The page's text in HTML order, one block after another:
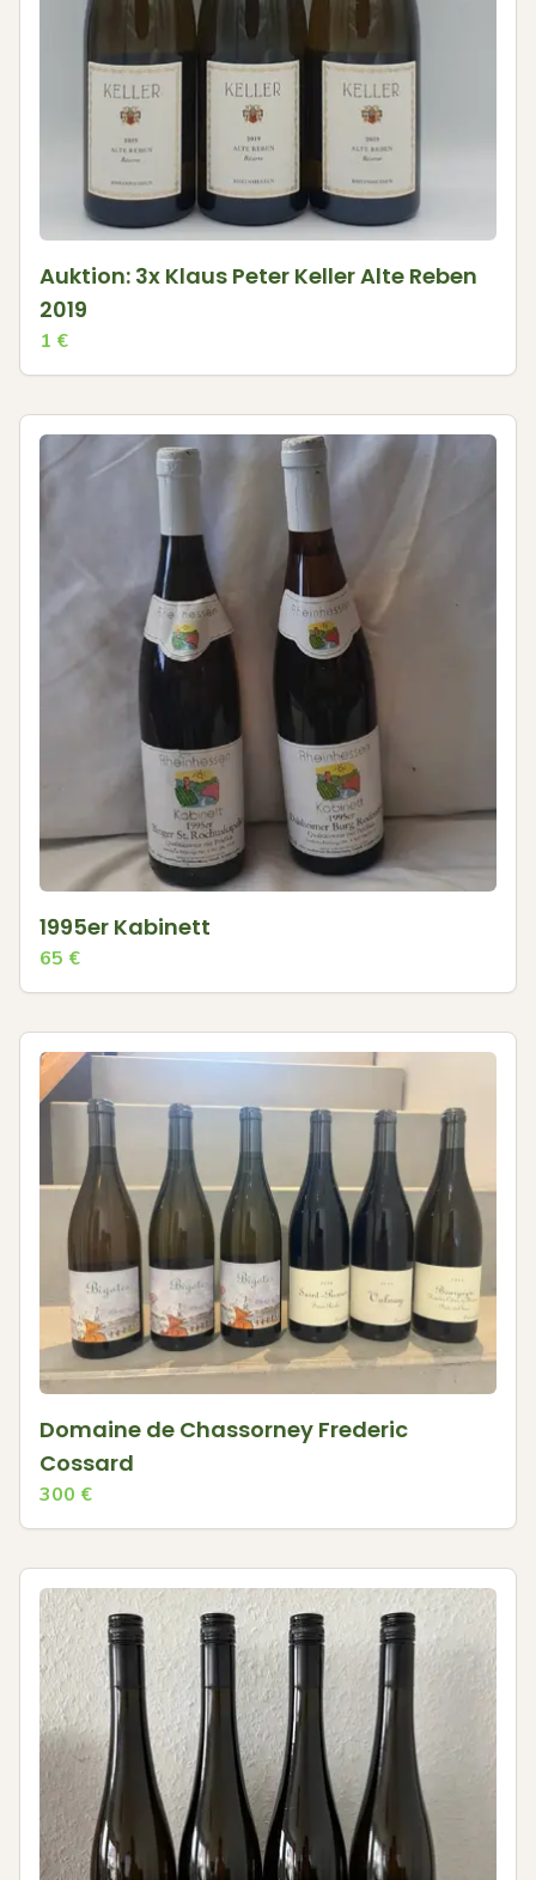
Auktion: 3x Klaus Peter Keller Alte Reben
2019
1 €
1995er Kabinett
65 €
Domaine de Chassorney Frederic
Cossard
300 €